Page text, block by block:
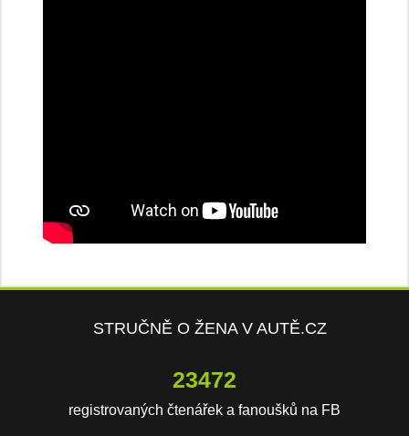
STRUČNĚ O ŽENA V AUTĚ.CZ
23472
registrovaných čtenářek a fanoušků na FB